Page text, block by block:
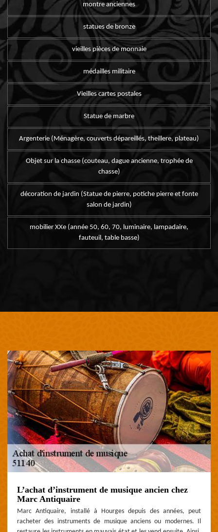
montre anciennes
statues de bronze
vieilles pièces de monnaie
médailles militaire
Vieilles cartes postales
Statue de marbre
Argenterie (Ménagère, couverts dépareillés, theillere, plateau)
Objet sur la chasse (couteau, dague ancienne, trophée de
chasse)
décoration de jardin (Statue de pierre, potiche pierre et fonte
salon de jardin)
mobilier XXe (année 50, 60, 70, luminaire, lampadaire,
fauteuil, table basse)
L’achat d’instrument de musique ancien chez
Marc Antiquaire
Marc Antiquaire, installé à Hourges depuis des années, peut
racheter des instruments de musique anciens ou modernes. Il